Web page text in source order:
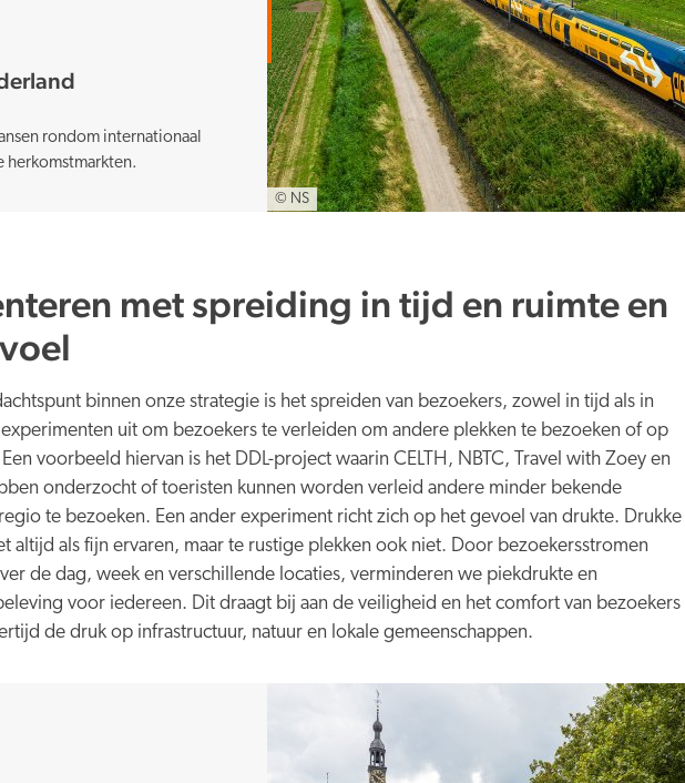
© NS
rondom internationaal
herkomstmarkten.
met spreiding in tijd en ruimte en
binnen onze strategie is het spreiden van bezoekers, zowel in tijd als in
uit om bezoekers te verleiden om andere plekken te bezoeken of op
voorbeeld hiervan is het DDL-project waarin CELTH, NBTC, Travel with Zoey en
onderzocht of toeristen kunnen worden verleid andere minder bekende
te bezoeken. Een ander experiment richt zich op het gevoel van drukte. Drukke
altijd als fijn ervaren, maar te rustige plekken ook niet. Door bezoekersstromen
de dag, week en verschillende locaties, verminderen we piekdrukte en
voor iedereen. Dit draagt bij aan de veiligheid en het comfort van bezoekers
de druk op infrastructuur, natuur en lokale gemeenschappen.